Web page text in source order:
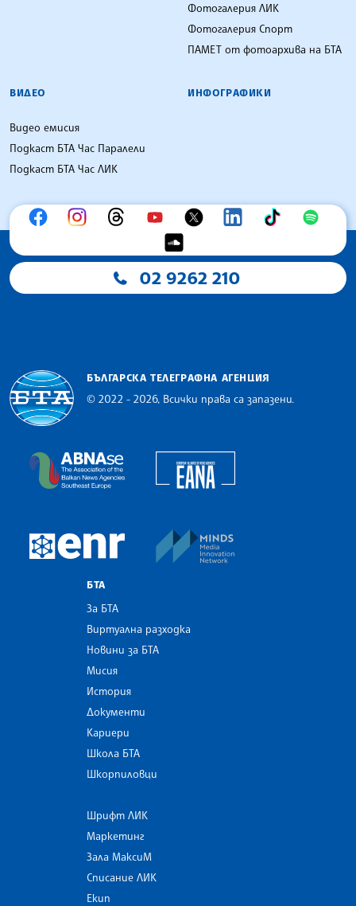
Фотогалерия ЛИК
Фотогалерия Спорт
ПАМЕТ от фотоархива на БТА
ВИДЕО
Видео емисия
Подкаст БТА Час Паралели
Подкаст БТА Час ЛИК
ИНФОГРАФИКИ
02 9262 210
БЪЛГАРСКА ТЕЛЕГРАФНА АГЕНЦИЯ
© 2022 - 2026, Всички права са запазени.
The Assocoation of the Balkan News Agencies
European Newsroom
БТА
За БТА
Виртуална разходка
Новини за БТА
Мисия
История
Документи
Кариери
Школа БТА
Шкорпиловци
Шрифт ЛИК
Маркетинг
Зала МаксиМ
Списание ЛИК
Екип